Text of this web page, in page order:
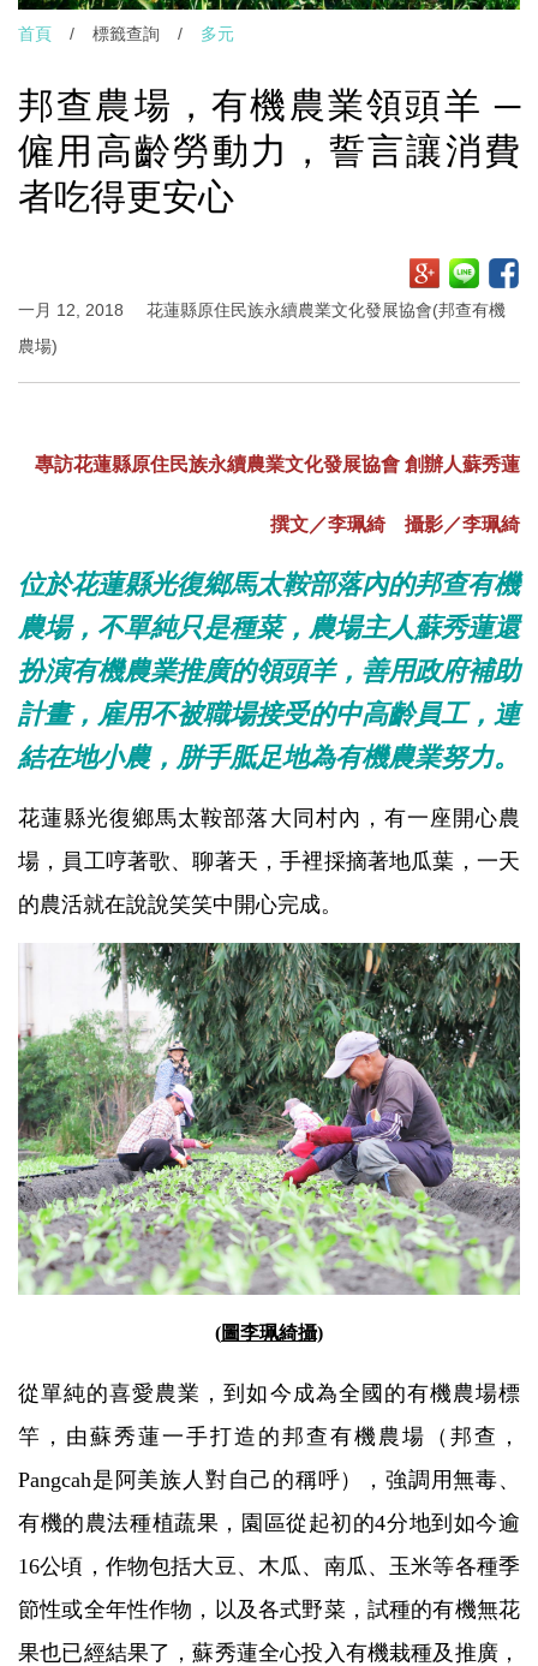
首頁 / 標籤查詢 / 多元
邦查農場，有機農業領頭羊 ─
僱用高齡勞動力，誓言讓消費
者吃得更安心
一月 12, 2018
花蓮縣原住民族永續農業文化發展協會(邦查有機
農場)
專訪花蓮縣原住民族永續農業文化發展協會 創辦人蘇秀蓮
撰文／李珮綺 攝影／李珮綺
位於花蓮縣光復鄉馬太鞍部落內的邦查有機
農場，不單純只是種菜，農場主人蘇秀蓮還
扮演有機農業推廣的領頭羊，善用政府補助
計畫，雇用不被職場接受的中高齡員工，連
結在地小農，胼手胝足地為有機農業努力。
花蓮縣光復鄉馬太鞍部落大同村內，有一座開心農
場，員工哼著歌、聊著天，手裡採摘著地瓜葉，一天
的農活就在說說笑笑中開心完成。
(圖李珮綺攝)
從單純的喜愛農業，到如今成為全國的有機農場標
竿，由蘇秀蓮一手打造的邦查有機農場（ 邦查，
Pangcah是阿美族人對自己的稱呼），強調用無毒、
有機的農法種植蔬果，園區從起初的4分地到如今逾
16公頃，作物包括大豆、木瓜、南瓜、玉米等各種季
節性或全年性作物，以及各式野菜，試種的有機無花
果也已經結果了，蘇秀蓮全心投入有機栽種及推廣，